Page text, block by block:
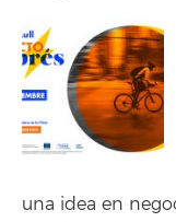
una idea en